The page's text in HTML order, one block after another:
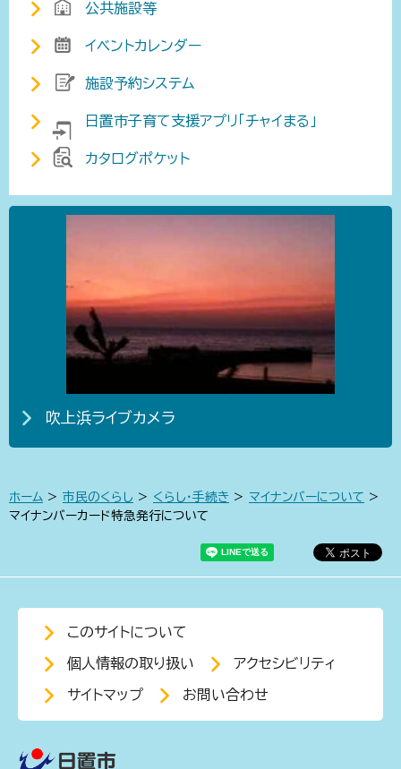
公共施設等
イベントカレンダー
施設予約システム
日置市子育て支援アプリ「チャイまる」
カタログポケット
吹上浜ライブカメラ
ホーム > 市民のくらし > くらし・手続き > マイナンバーについて >
マイナンバーカード特急発行について
このサイトについて
個人情報の取り扱い アクセシビリティ
サイトマップ お問い合わせ